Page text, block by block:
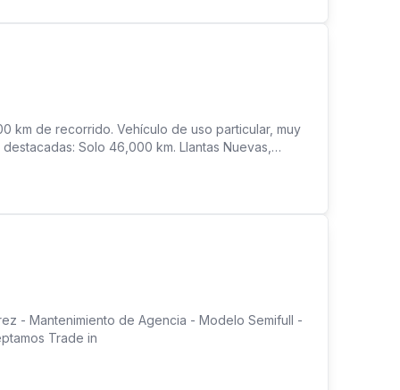
km de recorrido. Vehículo de uso particular, muy
Solo 46,000 km. Llantas Nuevas,
Motor y transmisión. Interior y exterior
para quien busca una SUV confiable,
- Mantenimiento de Agencia - Modelo Semifull -
Trade in